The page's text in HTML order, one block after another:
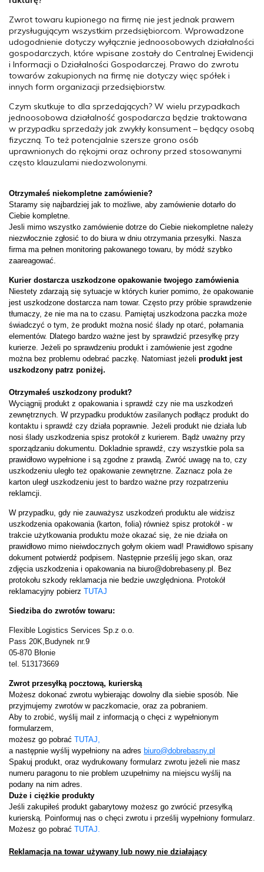
Zwrot towaru kupionego na firmę nie jest jednak prawem
przysługującym wszystkim przedsiębiorcom. Wprowadzone
udogodnienie dotyczy wyłącznie jednoosobowych działalności
gospodarczych, które wpisane zostały do Centralnej Ewidencji
i Informacji o Działalności Gospodarczej. Prawo do zwrotu
towarów zakupionych na firmę nie dotyczy więc spółek i
innych form organizacji przedsiębiorstw.
Czym skutkuje to dla sprzedających? W wielu przypadkach
jednoosobowa działalność gospodarcza będzie traktowana
w przypadku sprzedaży jak zwykły konsument – będący osobą
fizyczną. To też potencjalnie szersze grono osób
uprawnionych do rękojmi oraz ochrony przed stosowanymi
często klauzulami niedozwolonymi.
Otrzymałeś niekompletne zamówienie?
Staramy się najbardziej jak to możliwe, aby zamówienie dotarło do
Ciebie kompletne.
Jesli mimo wszystko zamówienie dotrze do Ciebie niekompletne należy
niezwłocznie zgłosić to do biura w dniu otrzymania przesyłki. Nasza
firma ma pełnen monitoring pakowanego towaru, by módź szybko
zaareagować.
Kurier dostarcza uszkodzone opakowanie twojego zamówienia
Niestety zdarzają się sytuacje w których kurier pomimo, że opakowanie
jest uszkodzone dostarcza nam towar. Często przy próbie sprawdzenie
tłumaczy, że nie ma na to czasu. Pamiętaj uszkodzona paczka może
świadczyć o tym, że produkt można nosić ślady np otarć, połamania
elementów. Dlatego bardzo ważne jest by sprawdzić przesyłkę przy
kurierze. Jeżeli po sprawdzeniu produkt i zamówienie jest zgodne
można bez problemu odebrać paczkę. Natomiast jeżeli produkt jest
uszkodzony patrz poniżej.
Otrzymałeś uszkodzony produkt?
Wyciągnij produkt z opakowania i sprawdź czy nie ma uszkodzeń
zewnętrznych. W przypadku produktów zasilanych podłącz produkt do
kontaktu i sprawdź czy działa poprawnie. Jeżeli produkt nie działa lub
nosi ślady uszkodzenia spisz protokół z kurierem.
Bądż uważny przy
sporządzaniu dokumentu. Dokladnie sprawdź, czy wszystkie pola sa
prawidłowo wypełnione i są zgodne z prawdą. Zwróć uwagę na to, czy
uszkodzeniu uległo też opakowanie zewnętrzne. Zaznacz pola że
karton uległ uszkodzeniu jest to bardzo ważne przy rozpatrzeniu
reklamcji.
W przypadku, gdy nie zauważysz uszkodzeń produktu ale widzisz
uszkodzenia opakowania (karton, folia) również spisz protokół - w
trakcie użytkowania produktu może okazać się, że nie działa on
prawidłowo mimo nieiwdocznych gołym okiem wad! Prawidłowo spisany
dokument potwierdź podpisem. Następnie prześlij jego skan, oraz
zdjęcia uszkodzenia i opakowania na biuro@dobrebaseny.pl.
Bez
protokołu szkody reklamacja nie bedzie uwzględniona.
Protokół
reklamacyjny pobierz TUTAJ
Siedziba do zwrotów towaru:
Flexible Logistics Services Sp.z o.o.
Pass 20K,Budynek nr.9
05-870 Błonie
tel. 513173669
Zwrot przesyłką pocztową, kurierską
Możesz dokonać zwrotu wybierając dowolny dla siebie sposób. Nie
przyjmujemy zwrotów w paczkomacie, oraz za pobraniem.
Aby to zrobić, wyślij mail z informacją o chęci z wypełnionym
formularzem,
możesz go pobrać TUTAJ,
a następnie wyślij wypełniony na adres biuro@dobrebasny.pl
Spakuj produkt, oraz wydrukowany formularz zwrotu jeżeli nie masz
numeru paragonu to nie problem uzupełnimy na miejscu wyślij na
podany na nim adres.
Duże i ciężkie produkty
Jeśli zakupiłeś produkt gabarytowy możesz go zwrócić przesyłką
kurierską. Poinformuj nas o chęci zwrotu i prześlij wypełniony formularz.
Możesz go pobrać TUTAJ.
Reklamacja na towar używany lub nowy nie działający